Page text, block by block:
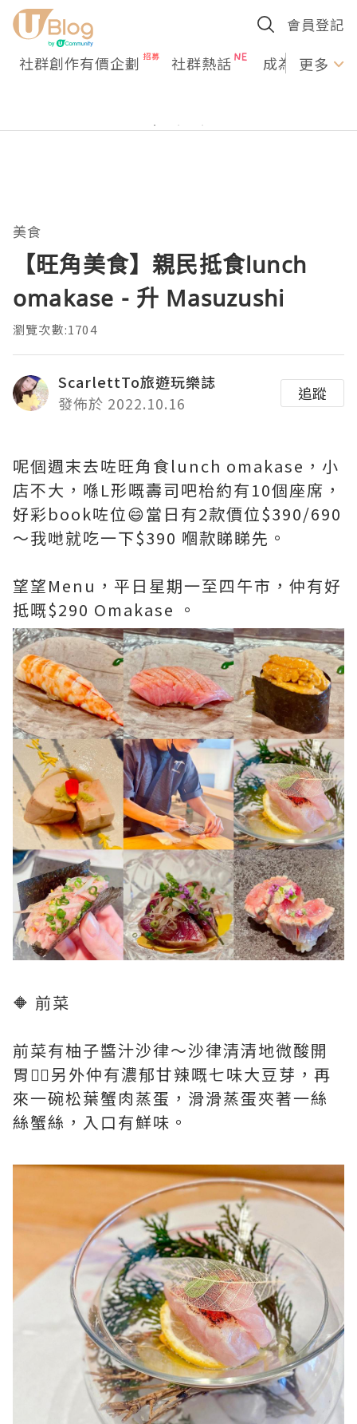
會員登記
社群創作有價企劃 社群熱話 成為U更多
美食
【旺角美食】親民抵食lunch
omakase - 升 Masuzushi
瀏覽次數:1704
ScarlettTo旅遊玩樂誌
發佈於 2022.10.16
追蹤
呢個週末去咗旺角食lunch omakase，小
店不大，喺L形嘅壽司吧枱約有10個座席，
好彩book咗位😄當日有2款價位$390/690
～我哋就吃一下$390 嗰款睇睇先。
望望Menu，平日星期一至四午市，仲有好
抵嘅$290 Omakase 。
🔶 前菜
前菜有柚子醬汁沙律～沙律清清地微酸開
胃👍🏼另外仲有濃郁甘辣嘅七味大豆芽，再
來一碗松葉蟹肉蒸蛋，滑滑蒸蛋夾著一絲
絲蟹絲，入口有鮮味。